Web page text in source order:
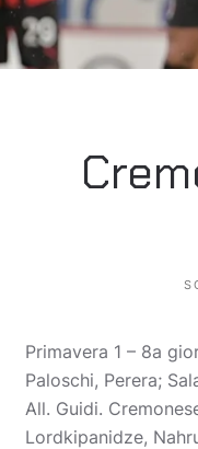
Primavera 1 – 8a
Paloschi, Perera;
All. Guidi.
Lordkipanidze,